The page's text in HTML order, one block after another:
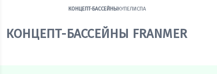
КОНЦЕПТ-БАССЕЙНЫКУПЕЛИСПА
КОНЦЕПТ-БАССЕЙНЫ FRANMER